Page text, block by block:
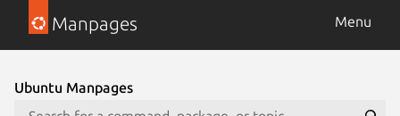
Manpages Menu
Ubuntu Manpages